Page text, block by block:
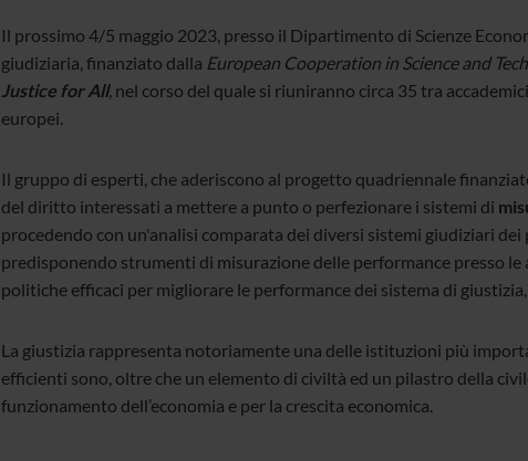
Il prossimo 4/5 maggio 2023, presso il Dipartimento di Scienze
giudiziaria, finanziato dalla European Cooperation in Science and
Justice for All,nel corso del quale si riuniranno circa 35 tra
europei.
Il gruppo di esperti, che aderiscono al progetto quadriennale
del diritto interessati a mettere a punto o perfezionare i sistemi di
procedendo con un'analisi comparata dei diversi sistemi giudiziari
predisponendo strumenti di misurazione delle performance presso
politiche efficaci per migliorare le performance dei sistema di
La giustizia rappresenta notoriamente una delle istituzioni più
efficienti sono, oltre che un elemento di civiltà ed un pilastro della
funzionamento dell’economia e per la crescita economica.